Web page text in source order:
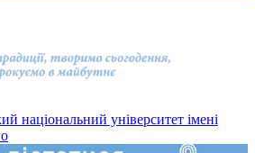
національний університет імені